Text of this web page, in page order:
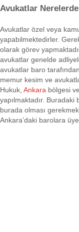
Avukatlar
Avukatlar özel veya
yapabilmektedirler.
olarak görev
avukatlar genelde
avukatlar baro
memur kesim ve
Hukuk, Ankara bölgesi
yapılmaktadır. Buradaki
burada olması
Ankara’daki barolara